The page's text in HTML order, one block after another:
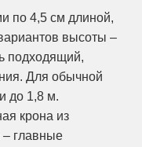
по 4,5 см длиной,
высоты –
подходящий,
Для обычной
до 1,8 м.
крона из
– главные